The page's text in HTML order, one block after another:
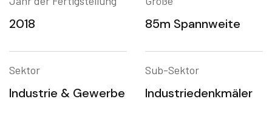
2018 85m Spannweite
Sektor
Industrie & Gewerbe
Sub-Sektor
Industriedenkmäler